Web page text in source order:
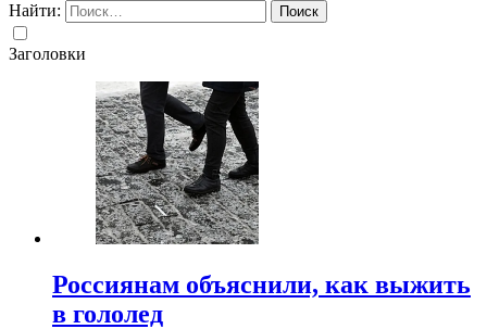
Найти:
Заголовки
Россиянам объяснили, как выжить
в гололед